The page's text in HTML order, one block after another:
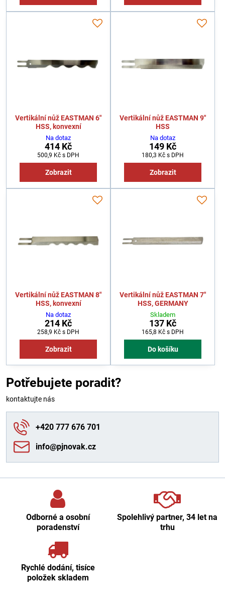
Vertikální nůž EASTMAN 6"
HSS, konvexní
Na dotaz
414 Kč
500,9 Kč s DPH
Zobrazit
Vertikální nůž EASTMAN 9"
HSS
Na dotaz
149 Kč
180,3 Kč s DPH
Zobrazit
Vertikální nůž EASTMAN 8"
HSS, konvexní
Na dotaz
214 Kč
258,9 Kč s DPH
Zobrazit
Vertikální nůž EASTMAN 7"
HSS, GERMANY
Skladem
137 Kč
165,8 Kč s DPH
Do košíku
Potřebujete poradit?
kontaktujte nás
+420 777 676 701
info​@pjnovak​.cz
Odborné a osobní
poradenství
Spolehlivý partner, 34 let na
trhu
Rychlé dodání, tisíce
položek skladem